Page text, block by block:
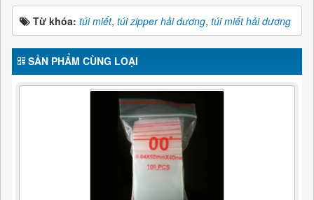
Từ khóa: túi miết, túi zipper hải dương, túi miết hải dương
SẢN PHẨM CÙNG LOẠI